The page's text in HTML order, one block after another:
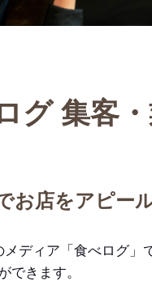
グ 集客
お店をアピー
ディア「食べログ」
きます。